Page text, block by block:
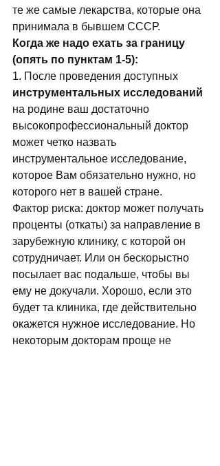
те же самые лекарства, которые она
принимала в бывшем СССР.
Когда же надо ехать за границу
(опять по пунктам 1-5):
1. После проведения доступных
инструментальных исследований
на родине ваш достаточно
высокопрофессиональный доктор
может четко назвать
инструментальное исследование,
которое Вам обязательно нужно, но
которого нет в вашей стране.
Фактор риска: доктор может получать
проценты (откаты) за направление в
зарубежную клинику, с которой он
сотрудничает. Или он бескорыстно
посылает вас подальше, чтобы вы
ему не докучали. Хорошо, если это
будет та клиника, где действительно
окажется нужное исследование. Но
некоторым докторам проще не